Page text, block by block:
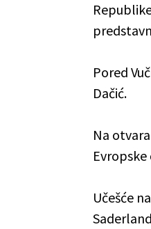
Pored
Dačić.
Na
Učešće